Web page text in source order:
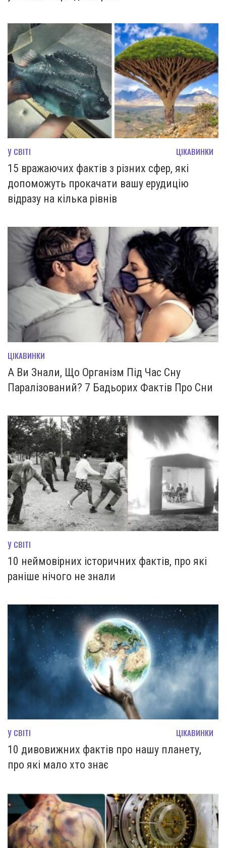
У СВІТІ ЦІКАВИНКИ
15 вражаючих фактів з різних сфер, які
допоможуть прокачати вашу ерудицію
відразу на кілька рівнів
ЦІКАВИНКИ
А Ви Знали, Що Організм Під Час Сну
Паралізований? 7 Бадьорих Фактів Про Сни
У СВІТІ
10 неймовірних історичних фактів, про які
раніше нічого не знали
У СВІТІ ЦІКАВИНКИ
10 дивовижних фактів про нашу планету,
про які мало хто знає